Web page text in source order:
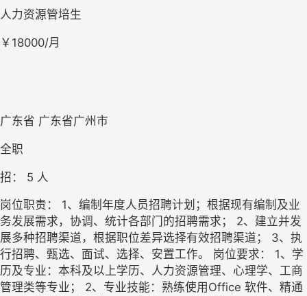
人力资源管培生
￥18000/月
广东省 广东省广州市
全职
招： 5 人
岗位职责： 1、编制年度人员招聘计划；根据现有编制及业
务发展需求，协调、统计各部门的招聘需求； 2、建立并发
展多种招聘渠道，根据职位差异选择有效招聘渠道； 3、执
行招聘、甄选、面试、选择、安置工作。 岗位要求： 1、学
历及专业：本科及以上学历、人力资源管理、心理学、工商
管理类等专业； 2、专业技能：熟练使用Office 软件、精通